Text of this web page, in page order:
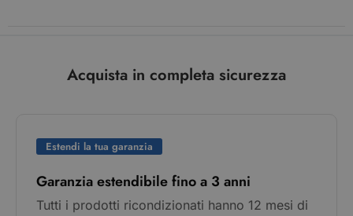
Acquista in completa sicurezza
Estendi la tua garanzia
Garanzia estendibile fino a 3 anni
Tutti i prodotti ricondizionati hanno 12 mesi di